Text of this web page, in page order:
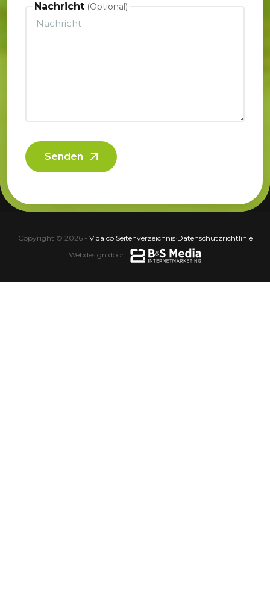
Nachricht
Senden
Copyright © 2026 - Vidalco·Seitenverzeichnis·Datenschutzrichtlinie
Webdesign door